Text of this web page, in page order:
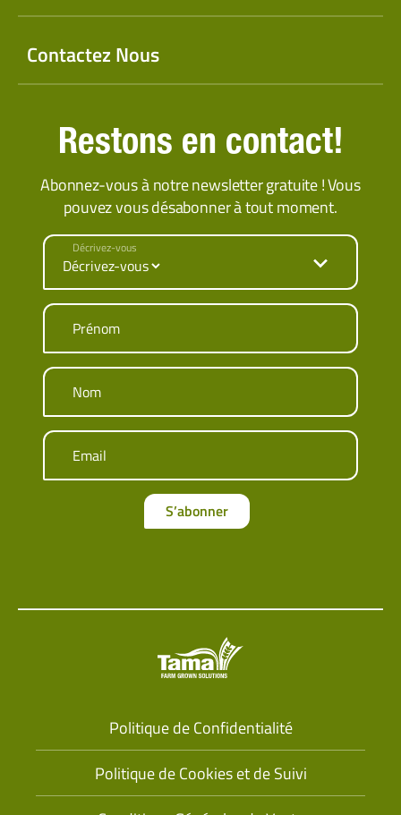
Contactez Nous
Restons en contact!
Abonnez-vous à notre newsletter gratuite ! Vous
pouvez vous désabonner à tout moment.
Décrivez-vous
Prénom
Nom
Email
S’abonner
Politique de Confidentialité
Politique de Cookies et de Suivi